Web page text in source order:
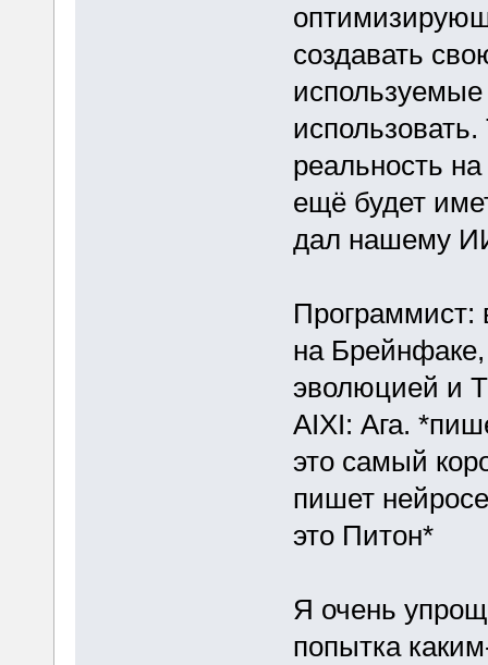
создавать
реальность
ещё будет
дал нашему
Программист:
на Брейнфаке,
эволюцией и
AIXI: Ага.
это самый
пишет
это Питон*
Я очень
попытка